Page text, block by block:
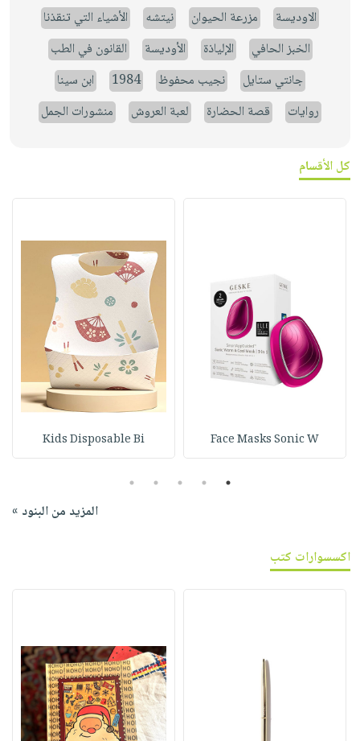
الاوديسة
مزرعة الحيوان نيتشه
الأشياء التي تنقذنا
الخبز الحافي
الإلياذة الأوديسة
القانون في الطب
جانتي ستايل
نجيب محفوظ 1984
ابن سينا
روايات
قصة الحضارة لعبة العروش منشورات الجمل
كل الأقسام
Face Masks Sonic W
Kids Disposable Bi
1
2
3
4
5
المزيد من البنود »
اكسسوارات كتب